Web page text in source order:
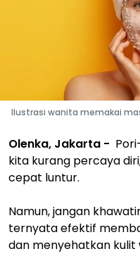
Ilustrasi wanita memakai
Olenka, Jakarta -
kita kurang percaya
cepat luntur.
Namun, jangan
ternyata efektif
dan menyehatkan kulit